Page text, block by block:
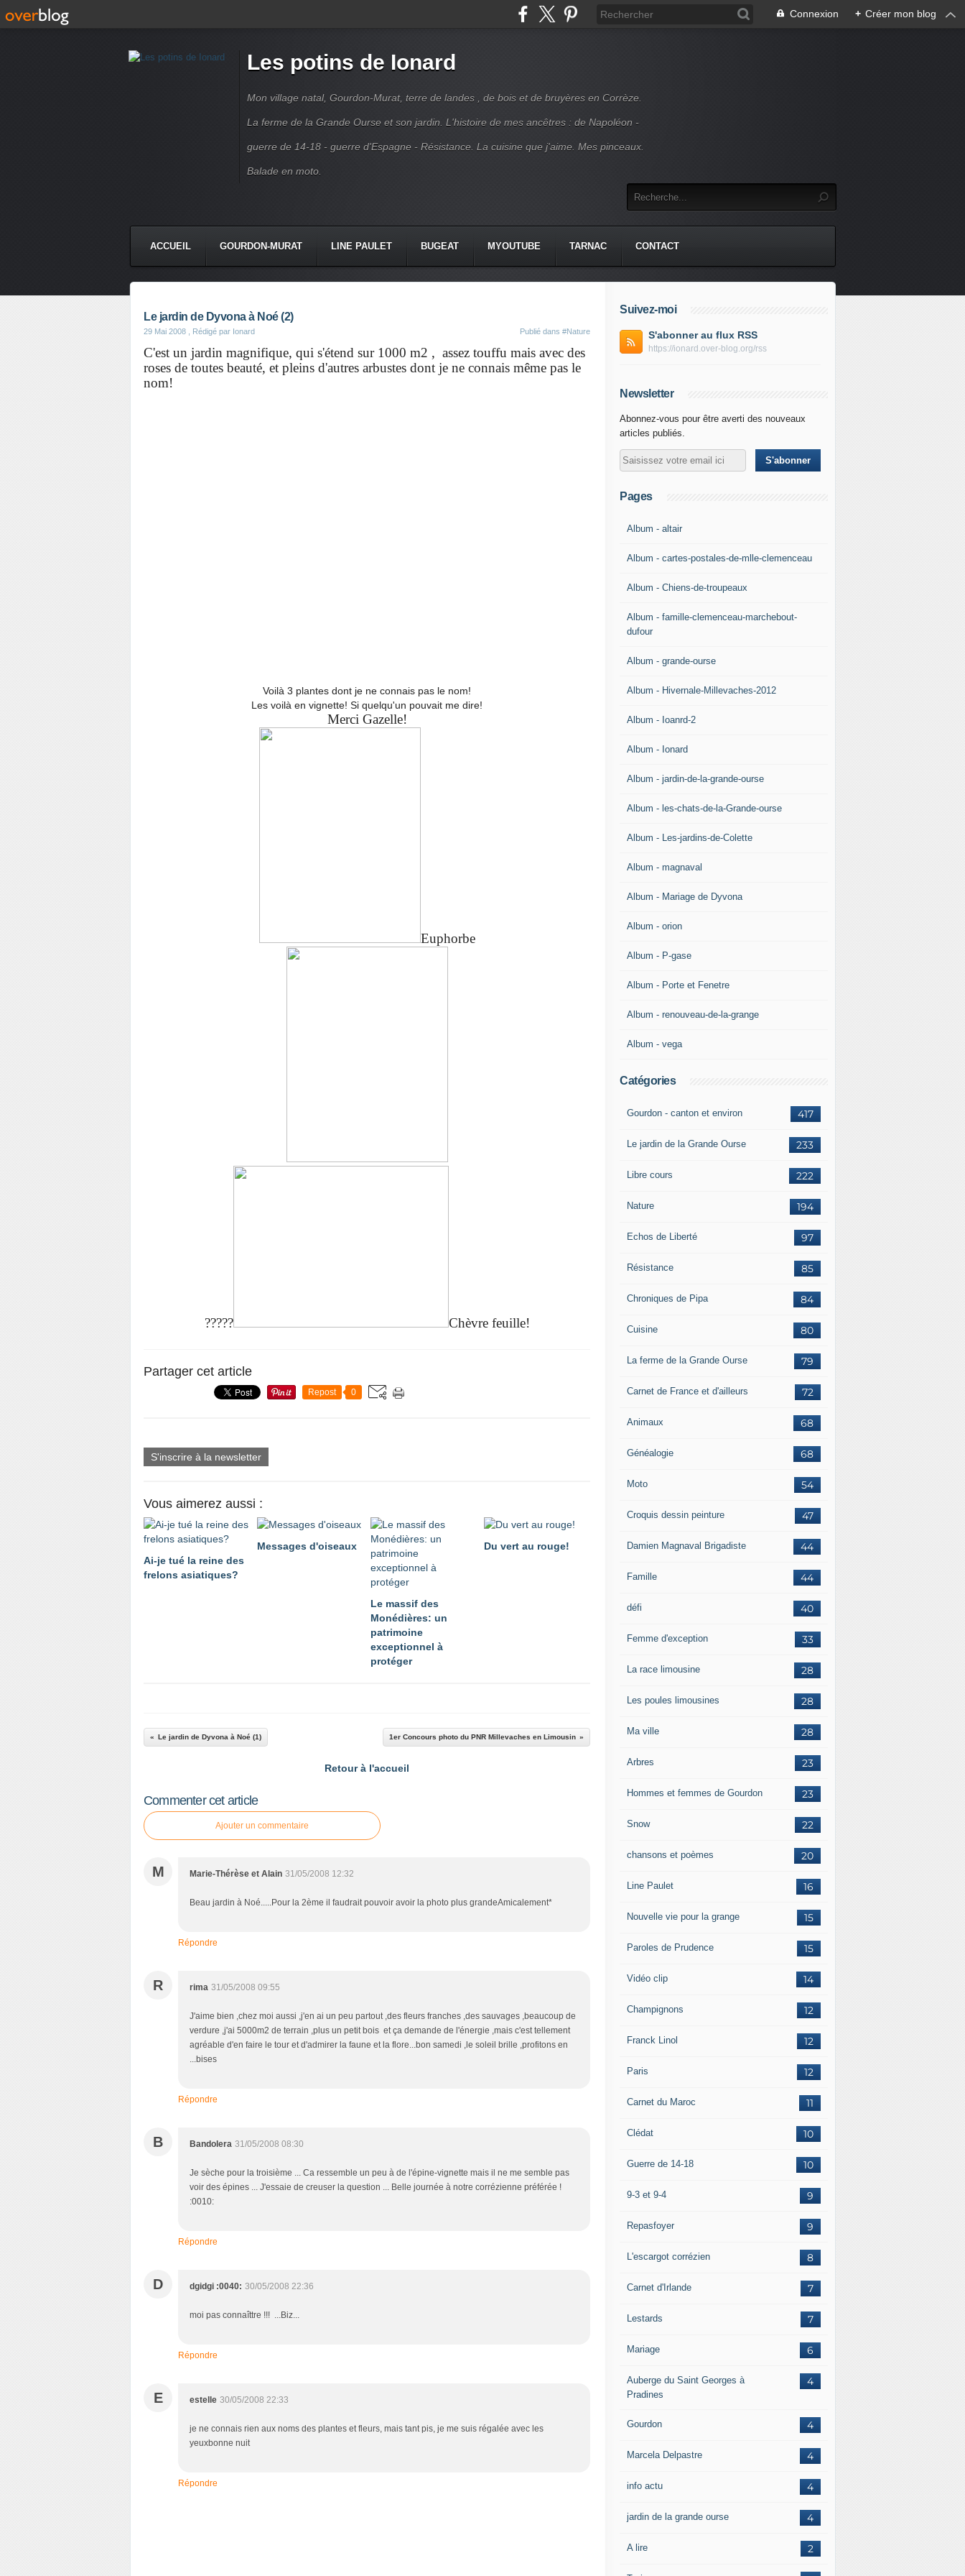
Connexion + Créer mon blog
Les potins de Ionard
Mon village natal, Gourdon-Murat, terre de landes , de bois et de bruyères en Corrèze.
La ferme de la Grande Ourse et son jardin. L'histoire de mes ancêtres : de Napoléon -
guerre de 14-18 - guerre d'Espagne - Résistance. La cuisine que j'aime. Mes pinceaux.
Balade en moto.
ACCUEIL GOURDON-MURAT LINE PAULET BUGEAT MYOUTUBE TARNAC CONTACT
Le jardin de Dyvona à Noé (2)
29 Mai 2008 , Rédigé par Ionard Publié dans #Nature
C'est un jardin magnifique, qui s'étend sur 1000 m2 , assez touffu mais avec des
roses de toutes beauté, et pleins d'autres arbustes dont je ne connais même pas le
nom!
Voilà 3 plantes dont je ne connais pas le nom!
Les voilà en vignette! Si quelqu'un pouvait me dire!
Merci Gazelle!
Euphorbe
????? Chèvre feuille!
Partager cet article
Repost 0
S'inscrire à la newsletter
Vous aimerez aussi :
Ai-je tué la reine des
frelons asiatiques?
Messages d'oiseaux
Le massif des
Monédières: un
patrimoine
exceptionnel à
protéger
Du vert au rouge!
Le jardin de Dyvona à Noé (1) 1er Concours photo du PNR Millevaches en Limousin
Retour à l'accueil
Commenter cet article
Ajouter un commentaire
M Marie-Thérèse et Alain 31/05/2008 12:32
Beau jardin à Noé.....Pour la 2ème il faudrait pouvoir avoir la photo plus grandeAmicalement*
Répondre
R rima 31/05/2008 09:55
J'aime bien ,chez moi aussi ,j'en ai un peu partout ,des fleurs franches ,des sauvages ,beaucoup de
verdure ,j'ai 5000m2 de terrain ,plus un petit bois et ça demande de l'énergie ,mais c'est tellement
agréable d'en faire le tour et d'admirer la faune et la flore...bon samedi ,le soleil brille ,profitons en
...bises
Répondre
B Bandolera 31/05/2008 08:30
Je sèche pour la troisième ... Ca ressemble un peu à de l'épine-vignette mais il ne me semble pas
voir des épines ... J'essaie de creuser la question ... Belle journée à notre corrézienne préférée !
:0010:
Répondre
D dgidgi :0040: 30/05/2008 22:36
moi pas connaîttre !!! ...Biz...
Répondre
E estelle 30/05/2008 22:33
je ne connais rien aux noms des plantes et fleurs, mais tant pis, je me suis régalée avec les
yeuxbonne nuit
Répondre
Suivez-moi
S'abonner au flux RSS
https://ionard.over-blog.org/rss
Newsletter
Abonnez-vous pour être averti des nouveaux
articles publiés.
Pages
Album - altair
Album - cartes-postales-de-mlle-clemenceau
Album - Chiens-de-troupeaux
Album - famille-clemenceau-marchebout-
dufour
Album - grande-ourse
Album - Hivernale-Millevaches-2012
Album - Ioanrd-2
Album - Ionard
Album - jardin-de-la-grande-ourse
Album - les-chats-de-la-Grande-ourse
Album - Les-jardins-de-Colette
Album - magnaval
Album - Mariage de Dyvona
Album - orion
Album - P-gase
Album - Porte et Fenetre
Album - renouveau-de-la-grange
Album - vega
Catégories
417
Gourdon - canton et environ
233
Le jardin de la Grande Ourse
222
Libre cours
194
Nature
97
Echos de Liberté
85
Résistance
84
Chroniques de Pipa
80
Cuisine
79
La ferme de la Grande Ourse
72
Carnet de France et d'ailleurs
68
Animaux
68
Généalogie
54
Moto
47
Croquis dessin peinture
44
Damien Magnaval Brigadiste
44
Famille
40
défi
33
Femme d'exception
28
La race limousine
28
Les poules limousines
28
Ma ville
23
Arbres
23
Hommes et femmes de Gourdon
22
Snow
20
chansons et poèmes
16
Line Paulet
15
Nouvelle vie pour la grange
15
Paroles de Prudence
14
Vidéo clip
12
Champignons
12
Franck Linol
12
Paris
11
Carnet du Maroc
10
Clédat
10
Guerre de 14-18
9
9-3 et 9-4
9
Repasfoyer
8
L'escargot corrézien
7
Carnet d'Irlande
7
Lestards
6
Mariage
4
Auberge du Saint Georges à
Pradines
4
Gourdon
4
Marcela Delpastre
4
info actu
4
jardin de la grande ourse
2
A lire